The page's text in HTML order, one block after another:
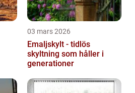
03 mars 2026
Emaljskylt - tidlös
skyltning som håller i
generationer